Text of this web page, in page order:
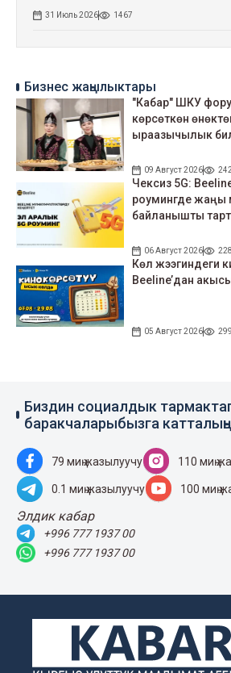
31 Июль 2026 1467
Бизнес жаңылыктары
"Кабар" ШКУ
көрсөткөн
ыраазычылык
09 Август 2026
Чексиз 5G:
роумингде жаңы
байланышты
06 Август 2026 228
Көл жээгиндеги
Beeline’дан
05 Август 2026 299
Биздин социалдык
баракчаларыбызга
79 миң жазылуучу 110 миң
0.1 миң жазылуучу 100 миң
Элдик кабар
+996 777 1937 00
+996 777 1937 00